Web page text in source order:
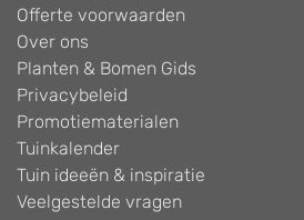
Offerte voorwaarden
Over ons
Planten & Bomen Gids
Privacybeleid
Promotiematerialen
Tuinkalender
Tuin ideeën & inspiratie
Veelgestelde vragen